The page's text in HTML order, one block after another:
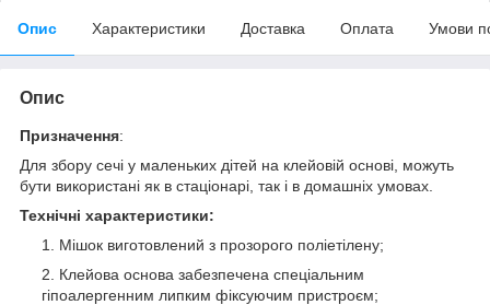
Опис Характеристики Доставка Оплата Умови
Опис
Призначення:
Для збору сечі у маленьких дітей на клейовій основі, можуть
бути використані як в стаціонарі, так і в домашніх умовах.
Технічні характеристики:
Мішок виготовлений з прозорого поліетілену;
Клейова основа забезпечена спеціальним
гіпоалергенним липким фіксуючим пристроєм;